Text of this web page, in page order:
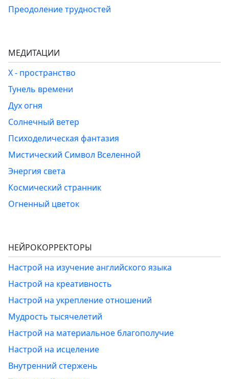
Преодоление трудностей
МЕДИТАЦИИ
Х - пространство
Тунель времени
Дух огня
Солнечный ветер
Психоделическая фантазия
Мистический Символ Вселенной
Энергия света
Космический странник
Огненный цветок
НЕЙРОКОРРЕКТОРЫ
Настрой на изучение английского языка
Настрой на креативность
Настрой на укрепление отношений
Мудрость тысячелетий
Настрой на материальное благополучие
Настрой на исцеление
Внутренний стержень